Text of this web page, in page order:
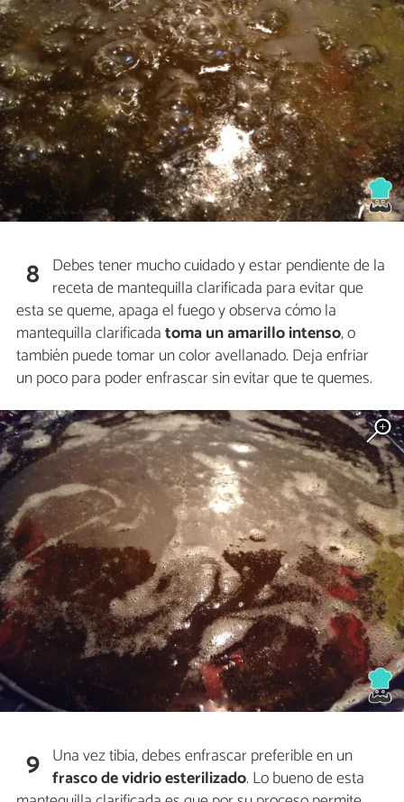
8 Debes tener mucho cuidado y estar pendiente de la
receta de mantequilla clarificada para evitar que
esta se queme, apaga el fuego y observa cómo la
mantequilla clarificadatoma un amarillo intenso, o
también puede tomar un color avellanado. Deja enfriar
un poco para poder enfrascar sin evitar que te quemes.
9 Una vez tibia, debes enfrascar preferible en un
frasco de vidrio esterilizado. Lo bueno de esta